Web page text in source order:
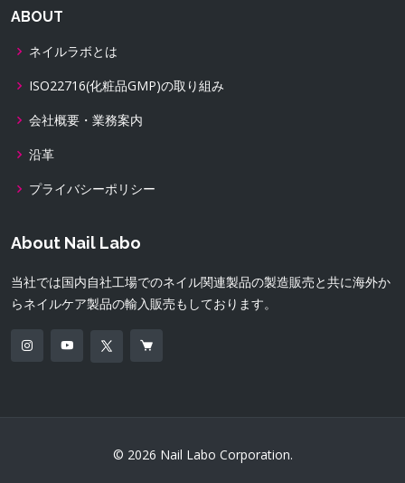
ABOUT
ネイルラボとは
ISO22716(化粧品GMP)の取り組み
会社概要・業務案内
沿革
プライバシーポリシー
About Nail Labo
当社では国内自社工場でのネイル関連製品の製造販売と共に海外か
らネイルケア製品の輸入販売もしております。
© 2026 Nail Labo Corporation.